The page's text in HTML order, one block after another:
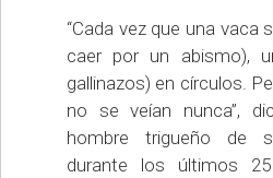
“Cada vez que una vaca
caer por un abismo),
gallinazos) en círculos.
no se veían nunca”,
hombre trigueño de
durante los últimos